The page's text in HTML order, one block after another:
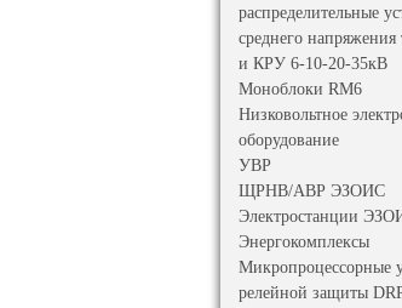
распределительные
среднего
и КРУ 6-10-20-35кВ
Моноблоки RM6
Низковольтное
оборудование
УВР
ЩРНВ/АВР ЭЗОИС
Электростанции
Энергокомплексы
Микропроцессорные
релейной защиты